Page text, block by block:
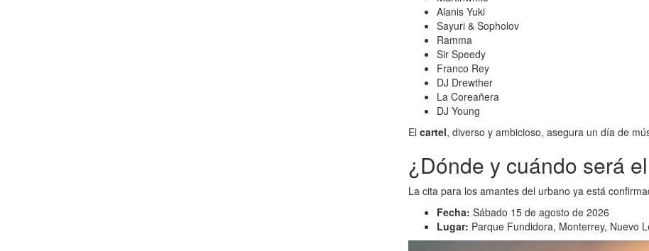
Alanis Yuki
Sayuri & Sopholov
Ramma
Sir Speedy
Franco Rey
DJ Drewther
La Coreañera
DJ Young
El cartel, diverso y ambicioso, asegura un día de
¿Dónde y cuándo será
La cita para los amantes del urbano ya está
Fecha: Sábado 15 de agosto de 2026
Lugar: Parque Fundidora, Monterrey, Nuevo